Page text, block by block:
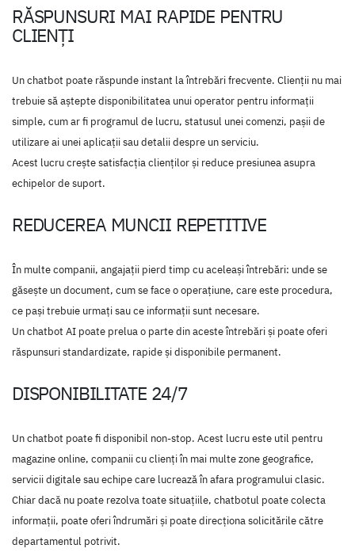
RĂSPUNSURI MAI RAPIDE PENTRU
CLIENȚI
Un chatbot poate răspunde instant la întrebări frecvente. Clienții nu mai
trebuie să aștepte disponibilitatea unui operator pentru informații
simple, cum ar fi programul de lucru, statusul unei comenzi, pașii de
utilizare ai unei aplicații sau detalii despre un serviciu.
Acest lucru crește satisfacția clienților și reduce presiunea asupra
echipelor de suport.
REDUCEREA MUNCII REPETITIVE
În multe companii, angajații pierd timp cu aceleași întrebări: unde se
găsește un document, cum se face o operațiune, care este procedura,
ce pași trebuie urmați sau ce informații sunt necesare.
Un chatbot AI poate prelua o parte din aceste întrebări și poate oferi
răspunsuri standardizate, rapide și disponibile permanent.
DISPONIBILITATE 24/7
Un chatbot poate fi disponibil non-stop. Acest lucru este util pentru
magazine online, companii cu clienți în mai multe zone geografice,
servicii digitale sau echipe care lucrează în afara programului clasic.
Chiar dacă nu poate rezolva toate situațiile, chatbotul poate colecta
informații, poate oferi îndrumări și poate direcționa solicitările către
departamentul potrivit.